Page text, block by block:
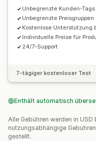
Unbegrenzte Kunden-Tags
Unbegrenzte Preisgruppen
Kostenlose Unterstützung
Individuelle Preise für
24/7-Support
7-tägiger kostenloser Test
Enthält automatisch
Alle Gebühren werden in
nutzungsabhängige
gestellt.